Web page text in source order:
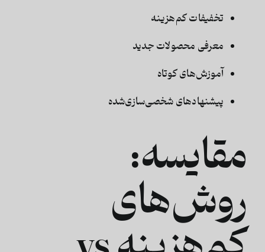
تخفیفات کم‌هزینه
معرفی محصولات جدید
آموزش‌های کوتاه
پیشنهادهای شخصی‌سازی‌شده
مقایسه:
روش‌های